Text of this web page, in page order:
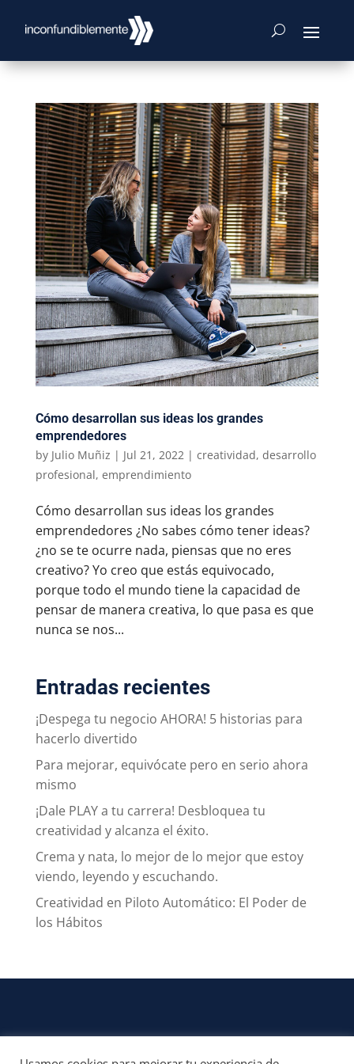
Cómo desarrollan sus ideas los grandes
emprendedores
by Julio Muñiz | Jul 21, 2022| creatividad, desarrollo
profesional, emprendimiento
Cómo desarrollan sus ideas los grandes
emprendedores ¿No sabes cómo tener ideas?
¿no se te ocurre nada, piensas que no eres
creativo? Yo creo que estás equivocado,
porque todo el mundo tiene la capacidad de
pensar de manera creativa, lo que pasa es que
nunca se nos...
Entradas recientes
¡Despega tu negocio AHORA! 5 historias para
hacerlo divertido
Para mejorar, equivócate pero en serio ahora
mismo
¡Dale PLAY a tu carrera! Desbloquea tu
creatividad y alcanza el éxito.
Crema y nata, lo mejor de lo mejor que estoy
viendo, leyendo y escuchando.
Creatividad en Piloto Automático: El Poder de
los Hábitos